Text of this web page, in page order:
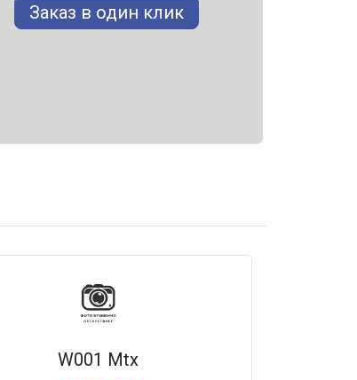
Заказ в один клик
W001 Mtx